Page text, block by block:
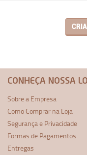
CONHEÇA NOSSA
Sobre a Empresa
Como Comprar na Loja
Segurança e Privacidade
Formas de Pagamentos
Entregas